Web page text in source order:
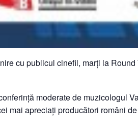
cu publicul cinefil, marți la Round
moderate de muzicologul
mai apreciați producători români